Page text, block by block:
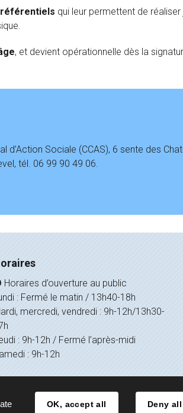
qui leur permettent de
, et devient opérationnelle dès la
Sociale (CCAS), 6 sente des
tél. 06 99 90 49 06.
Horaires d’ouverture au public
: Fermé le matin / 13h40-18h
mercredi, vendredi : 9h-12h/13h30-
: 9h-12h / Fermé l’après-midi
: 9h-12h
de confidentialité
OK, accept all Deny